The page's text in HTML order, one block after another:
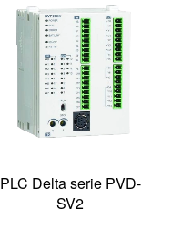
PLC Delta serie PVD-
SV2